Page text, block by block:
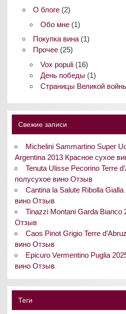
О блоге(2)
Обо мне(1)
Покупка вина(1)
Прочее(25)
Vox populi(16)
День победы (1)
Страницы Великой
Свежие записи
Michelini Sammartino Super
Argentina 2013 Красное сухое
Tenuta Ulisse Pecorino Terre
полусухое вино Отзыв
Cantina la Salute Ribolla
вино Отзыв
Tinazzi Montani Garda Bianco
Отзыв
Caos Pinot Grigio Terre
вино Отзыв
Epicuro Vermentino Puglia
вино Отзыв
Теги